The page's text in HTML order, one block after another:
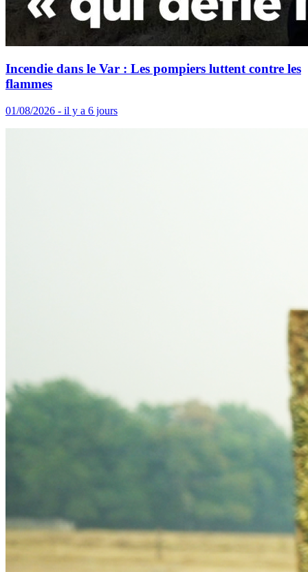
Incendie dans le Var : Les pompiers luttent contre les
flammes
01/08/2026 - il y a 6 jours